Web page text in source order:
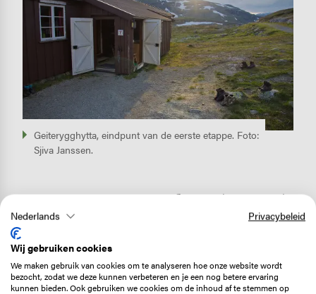
Geiterygghytta, eindpunt van de eerste etappe. Foto:
Sjiva Janssen.
2e etappe: Geiterygghytta (1.244 m)
- Østerbø (820 m).
Vanaf de Geiterygghytta dalen we verder af. Het laatste
sneeuwveld ligt snel achter ons. De bergwanden om
ons heen worden steeds hoger en steiler, we
Nederlands Privacybeleid
Wij gebruiken cookies
We maken gebruik van cookies om te analyseren hoe onze website wordt
bezocht, zodat we deze kunnen verbeteren en je een nog betere ervaring
kunnen bieden. Ook gebruiken we cookies om de inhoud af te stemmen op